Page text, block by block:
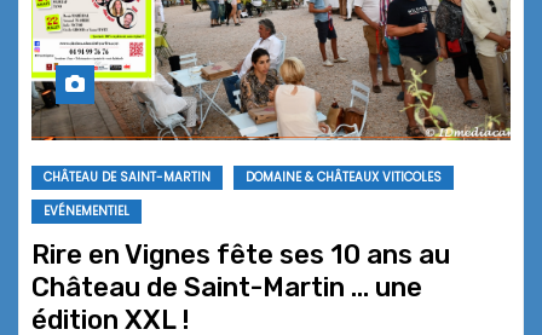
CHÂTEAU DE SAINT-MARTIN
DOMAINE & CHÂTEAUX VITICOLES
EVÉNEMENTIEL
Rire en Vignes fête ses 10 ans au
Château de Saint-Martin … une
édition XXL !